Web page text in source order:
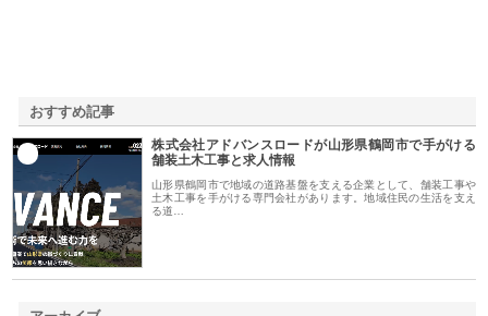
おすすめ記事
株式会社アドバンスロードが山形県鶴岡市で手がける
舗装土木工事と求人情報
山形県鶴岡市で地域の道路基盤を支える企業として、舗装工事や
土木工事を手がける専門会社があります。地域住民の生活を支え
る道…